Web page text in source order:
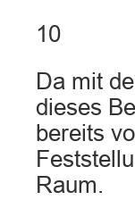
10
Da mit
dieses
bereits
Raum.